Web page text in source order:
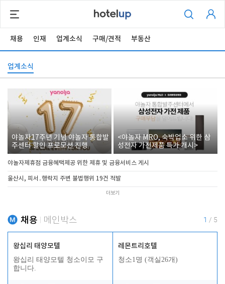
채용 인재 업계소식 구매/견적 부동산
업계소식
야놀자17주년 기념 야놀자 통합발
주센터 할인 프로모션 진행
<야놀자 MRO, 숙박업소 위한 삼
성전자 가전제품 특가 개시>
야놀자제휴점 금융혜택제공 위한 제휴 및 금융서비스 게시
울산시, 피서․행락지 주변 불법행위 19건 적발
더보기
채용 메인박스 1 / 5
왕십리 태양모텔
왕십리 태양모텔 청소이모 구
합니다.
레몬트리호텔
청소1명 (객실26개)